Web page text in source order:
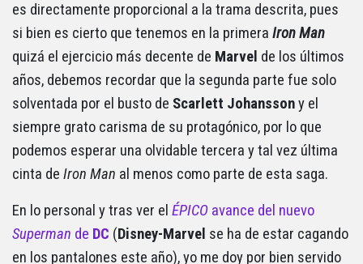
es directamente proporcional a la trama descrita, pues
si bien es cierto que tenemos en la primera Iron Man
quizá el ejercicio más decente de Marvel de los últimos
años, debemos recordar que la segunda parte fue solo
solventada por el busto de Scarlett Johanssony el
siempre grato carisma de su protagónico, por lo que
podemos esperar una olvidable tercera y tal vez última
cinta de Iron Man al menos como parte de esta saga.
En lo personal y tras ver el ÉPICO avance del nuevo
Superman de DC (Disney-Marvel se ha de estar cagando
en los pantalones este año), yo me doy por bien servido